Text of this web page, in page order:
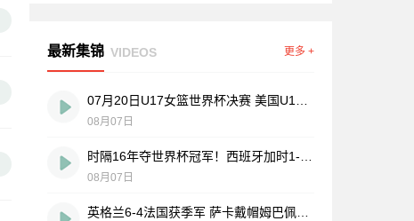
最新集锦 VIDEOS 更多 +
08月07日
08月07日